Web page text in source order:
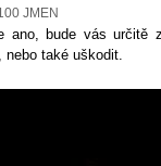
JMEN
ano, bude vás určitě
nebo také uškodit.